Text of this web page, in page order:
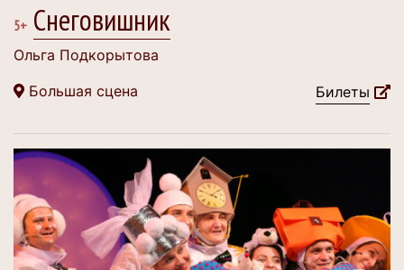
5+ Снеговишник
Ольга Подкорытова
Большая сцена
Билеты